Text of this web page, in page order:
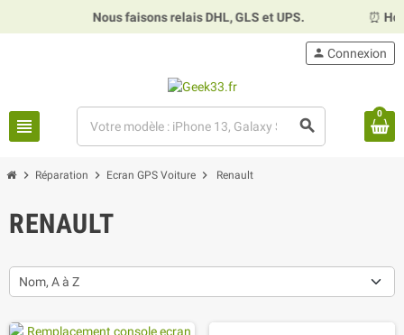
Nous faisons relais DHL, GLS et UPS. ⏰
view_headline search
person Connexion
0
chevron_right Réparation chevron_right Ecran GPS Voiture chevron_right Renault
RENAULT
Nom, A à Z